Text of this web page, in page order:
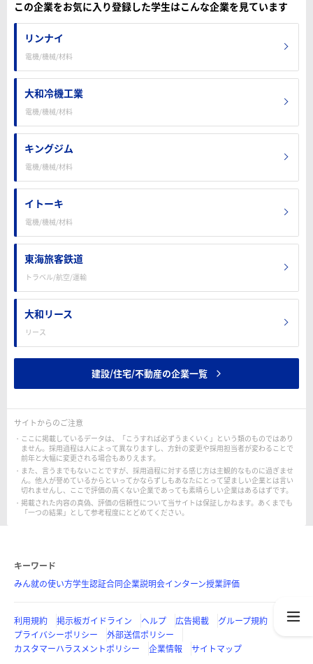
この企業をお気に入り登録した学生はこんな企業を見ています
リンナイ
電機/機械/材料
大和冷機工業
電機/機械/材料
キングジム
電機/機械/材料
イトーキ
電機/機械/材料
東海旅客鉄道
トラベル/航空/運輸
大和リース
リース
建設/住宅/不動産の企業一覧
サイトからのご注意
ここに掲載しているデータは、「こうすれば必ずうまくいく」という類のものではあり
ません。採用過程は人によって異なりますし、方針の変更や採用担当者が変わることで
前年と大幅に変更される場合もありえます。
また、言うまでもないことですが、採用過程に対する感じ方は主観的なものに過ぎませ
ん。他人が誉めているからといってかならずしもあなたにとって望ましい企業とは言い
切れませんし、ここで評価の高くない企業であっても素晴らしい企業はあるはずです。
掲載された内容の真偽、評価の信頼性について当サイトは保証しかねます。あくまでも
「一つの結果」として参考程度にとどめてください。
キーワード
みん就の使い方学生認証合同企業説明会インターン授業評価
利用規約 掲示板ガイドライン ヘルプ 広告掲載
グループ規約
プライバシーポリシー
外部送信ポリシー
カスタマーハラスメントポリシー
企業情報 サイトマップ